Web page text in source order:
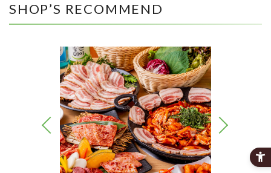
SHOP’S RECOMMEND